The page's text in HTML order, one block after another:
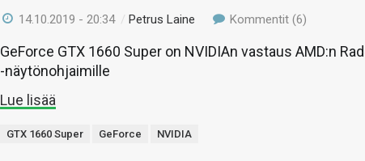
14.10.2019 - 20:34 /Petrus Laine Kommentit (6)
GeForce GTX 1660 Super on NVIDIAn vastaus AMD:n
-näytönohjaimille
Lue lisää
GTX 1660 Super GeForce NVIDIA